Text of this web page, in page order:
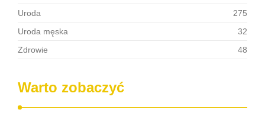
Uroda
275
Uroda męska
32
Zdrowie
48
Warto zobaczyć